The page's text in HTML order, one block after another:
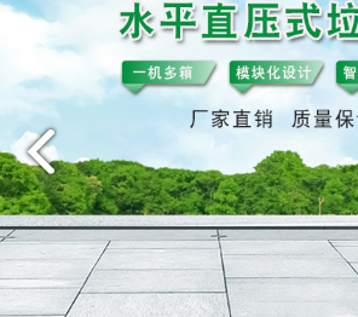
公司简介
企业文化
售后服务
购车流程
联系我们